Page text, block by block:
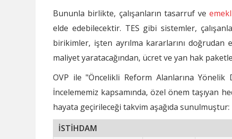
Bununla birlikte, çalışanların tasarruf ve
elde edebilecektir. TES gibi sistemler,
birikimler, işten ayrılma kararlarını doğrudan
maliyet yaratacağından, ücret ve yan hak
OVP ile "Öncelikli Reform Alanlarına Yönelik
İncelememiz kapsamında, özel önem taşıyan
hayata geçirileceği takvim aşağıda sunulmuştur:
İSTİHDAM